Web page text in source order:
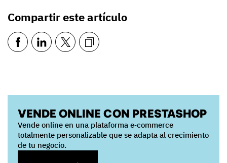
Compartir este artículo
VENDE ONLINE CON PRESTASHOP
Vende online en una plataforma e‑commerce
totalmente personalizable que se adapta al crecimiento
de tu negocio.